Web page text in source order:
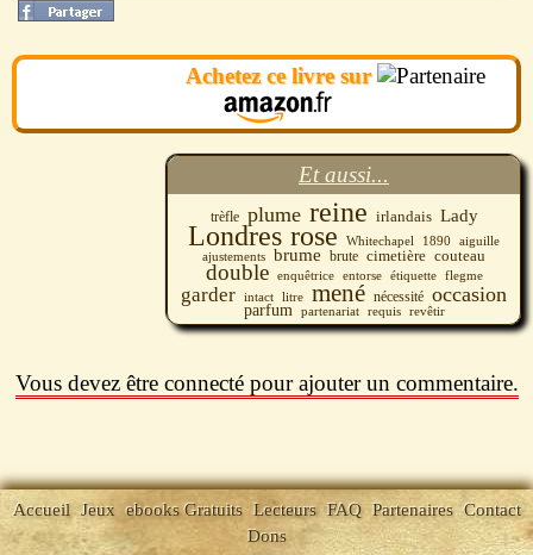
Achetez ce livre sur
Et aussi...
trèfle plume reine irlandais Lady
Londres rose Whitechapel 1890 aiguille
ajustements brume brute cimetière couteau
double enquêtrice entorse étiquette flegme
garder intact litre mené nécessité occasion
parfum partenariat requis revêtir
Vous devez être connecté pour ajouter un commentaire.
Accueil Jeux ebooks Gratuits Lecteurs FAQ Partenaires Contact
Dons